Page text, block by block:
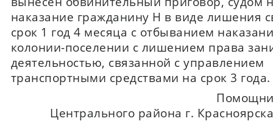
наказание гражданину Н в виде лишения
срок 1 год 4 месяца с отбыванием
колонии-поселении с лишением права
деятельностью, связанной с управлением
транспортными средствами на срок 3 года.
Центрального района г.